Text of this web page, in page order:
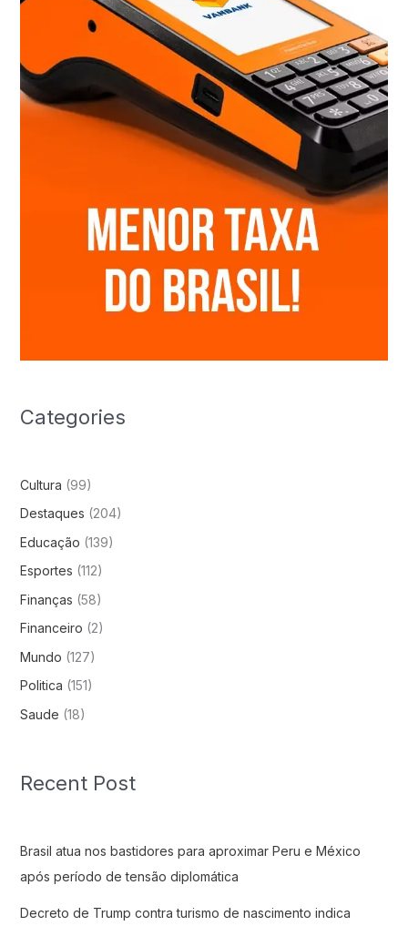
Categories
Cultura (99)
Destaques (204)
Educação (139)
Esportes (112)
Finanças (58)
Financeiro (2)
Mundo (127)
Politica (151)
Saude (18)
Recent Post
Brasil atua nos bastidores para aproximar Peru e México
após período de tensão diplomática
Decreto de Trump contra turismo de nascimento indica